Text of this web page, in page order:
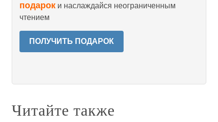
подарок и наслаждайся неограниченным
чтением
ПОЛУЧИТЬ ПОДАРОК
Читайте также